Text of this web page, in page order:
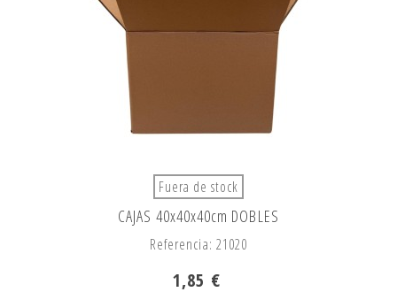
Fuera de stock
CAJAS 40x40x40cm DOBLES
Referencia: 21020
1,85 €